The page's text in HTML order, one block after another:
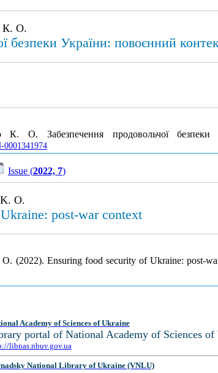
К. О.
безпеки України: повоєнний
О. Забезпечення продовольчої безпеки
0001341974
Issue (2022, 7)
O.
post-war context
(2022). Ensuring food security of Ukraine: post-
Academy of Sciences of Ukraine
portal of National Academy of Sciences
libnas.nbuv.gov.ua
National Library of Ukraine (VNLU)